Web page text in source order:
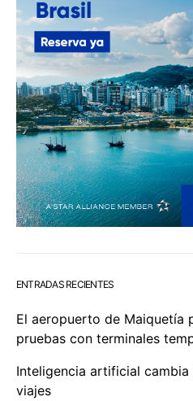
ENTRADAS RECIENTES
El aeropuerto de Maiquetía
pruebas con terminales
Inteligencia artificial
viajes